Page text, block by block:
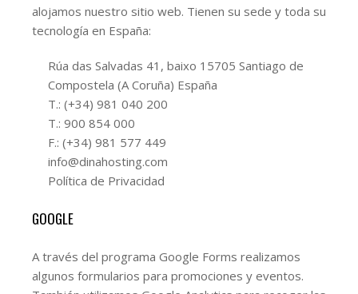
alojamos nuestro sitio web. Tienen su sede y toda su
tecnología en España:
Rúa das Salvadas 41, baixo 15705 Santiago de
Compostela (A Coruña) España
T.: (+34) 981 040 200
T.: 900 854 000
F.: (+34) 981 577 449
info@dinahosting.com
Política de Privacidad
GOOGLE
A través del programa Google Forms realizamos
algunos formularios para promociones y eventos.